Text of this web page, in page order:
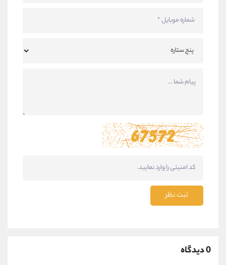
ثبت نظر
0 دیدگاه